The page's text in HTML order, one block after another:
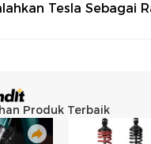
Tesla Sebagai